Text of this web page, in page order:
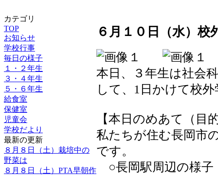
カテゴリ
TOP
お知らせ
学校行事
毎日の様子
１・２年生
３・４年生
５・６年生
給食室
保健室
児童会
学校だより
最新の更新
８月８日（土）栽培中の
野菜は
８月８日（土）PTA早朝作
６月１０日（水）校
本日、３年生は社会
して、1日かけて校
【本日のめあて（目
私たちが住む長岡市
です。
○長岡駅周辺の様子